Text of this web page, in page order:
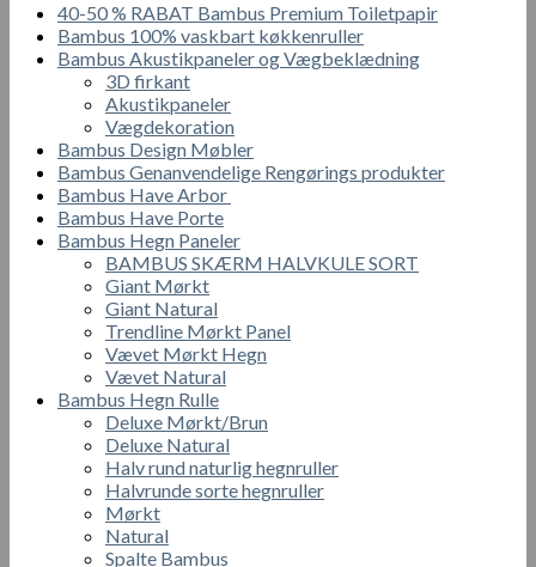
40-50 % RABAT Bambus Premium Toiletpapir
Bambus 100% vaskbart køkkenruller
Bambus Akustikpaneler og Vægbeklædning
3D firkant
Akustikpaneler
Vægdekoration
Bambus Design Møbler
Bambus Genanvendelige Rengørings produkter
Bambus Have Arbor
Bambus Have Porte
Bambus Hegn Paneler
BAMBUS SKÆRM HALVKULE SORT
Giant Mørkt
Giant Natural
Trendline Mørkt Panel
Vævet Mørkt Hegn
Vævet Natural
Bambus Hegn Rulle
Deluxe Mørkt/Brun
Deluxe Natural
Halv rund naturlig hegnruller
Halvrunde sorte hegnruller
Mørkt
Natural
Spalte Bambus